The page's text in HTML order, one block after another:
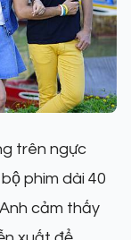
trên ngực
phim dài 40
cảm thấy